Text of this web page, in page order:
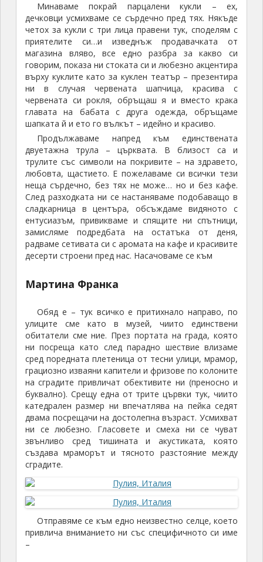
Минаваме покрай парцалени кукли – ех,
дечковци усмихваме се сърдечно пред тях. Някъде
четох за кукли с три лица правени тук, споделям с
приятелите си…и изведнъж продавачката от
магазина вляво, все едно разбра за какво си
говорим, показа ни стоката си и любезно акцентира
върху куклите като за куклен театър – презентира
ни в случая червената шапчица, красива с
червената си рокля, обръщаш я и вместо крака
главата на бабата с друга одежда, обръщаме
шапката й и ето го вълкът – идейно и красиво.
Продължаваме напред към единствената
двуетажна трула – църквата. В близост са и
трулите със символи на покривите – на здравето,
любовта, щастието. Е пожелаваме си всички тези
неща сърдечно, без тях не може… но и без кафе.
След разходката ни се настаняваме подобаващо в
сладкарница в центъра, обсъждаме видяното с
ентусиазъм, привикваме и спящите ни спътници,
замисляме подредбата на остатъка от деня,
радваме сетивата си с аромата на кафе и красивите
десерти строени пред нас. Насачоваме се към
Мартина Франка
Обяд е – тук всичко е притихнало направо, по
улиците сме като в музей, чиито единствени
обитатели сме ние. През портата на града, която
ни посреща като след парадно шествие влизаме
сред поредната плетеница от тесни улици, мрамор,
грациозно изваяни капители и фризове по колоните
на сградите привличат обективите ни (преносно и
буквално). Срещу една от трите цървки тук, чиито
катедрален размер ни впечатлява на пейка седят
двама посрещачи на достолепна възраст. Усмихват
ни се любезно. Гласовете и смеха ни се чуват
звънливо сред тишината и акустиката, която
създава мраморът и тясното разстояние между
сградите.
Отправяме се към едно неизвестно селце, което
привлича вниманието ни със специфичното си име
–